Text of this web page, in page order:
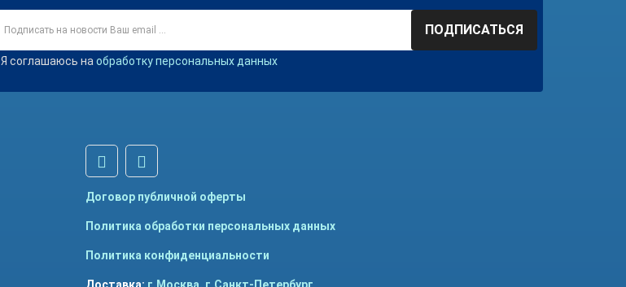
ПОДПИСАТЬСЯ
Я соглашаюсь на обработку персональных данных
Договор публичной оферты
Политика обработки персональных данных
Политика конфиденциальности